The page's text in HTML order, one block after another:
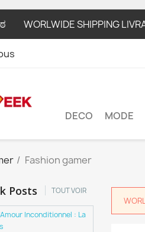
WORLWIDE SHIPPING
DECO MODE
Fashion gamer
Posts TOUT VOIR